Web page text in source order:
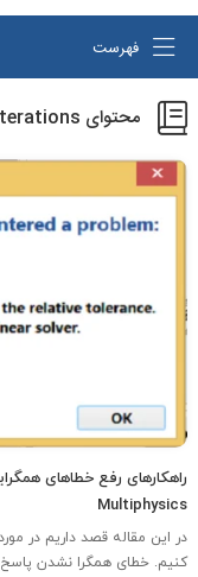
فهرست
محتوای Maximum number of iterations
Multiphysics
در این مقاله قصد داریم در
کنیم. خطای همگرا نشدن پاسخ